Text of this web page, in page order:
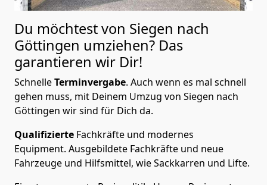
Du möchtest von Siegen nach
Göttingen umziehen? Das
garantieren wir Dir!
SchnelleTerminvergabe. Auch wenn es mal schnell
gehen muss, mit Deinem Umzug von Siegen nach
Göttingen wir sind für Dich da.
Qualifizierte Fachkräfte und modernes
Equipment. Ausgebildete Fachkräfte und neue
Fahrzeuge und Hilfsmittel, wie Sackkarren und Lifte.